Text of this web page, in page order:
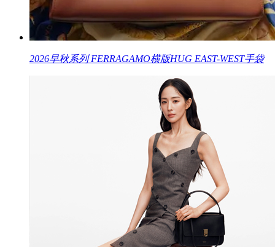
2026早秋系列 FERRAGAMO横版HUG EAST-WEST手袋